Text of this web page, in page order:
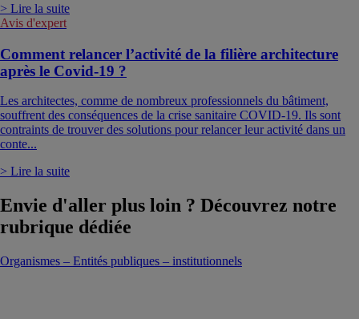
> Lire la suite
Avis d'expert
Comment relancer l’activité de la filière architecture
après le Covid-19 ?
Les architectes, comme de nombreux professionnels du bâtiment,
souffrent des conséquences de la crise sanitaire COVID-19. Ils sont
contraints de trouver des solutions pour relancer leur activité dans un
conte...
> Lire la suite
Envie d'aller plus loin ? Découvrez notre
rubrique dédiée
Organismes – Entités publiques – institutionnels